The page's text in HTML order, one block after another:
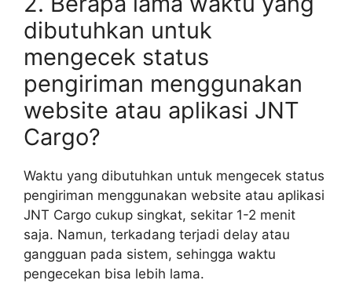
dibutuhkan untuk
mengecek status
pengiriman menggunakan
website atau aplikasi JNT
Cargo?
Waktu yang dibutuhkan untuk mengecek status
pengiriman menggunakan website atau aplikasi
JNT Cargo cukup singkat, sekitar 1-2 menit
saja. Namun, terkadang terjadi delay atau
gangguan pada sistem, sehingga waktu
pengecekan bisa lebih lama.